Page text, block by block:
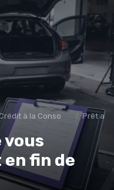
à la Consommation Prêt
vous
fin de